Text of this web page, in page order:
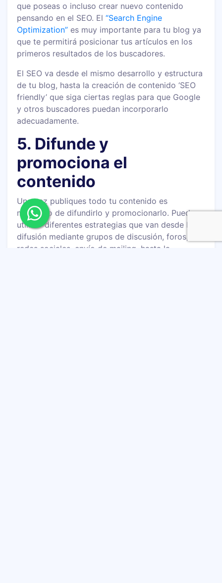
que poseas o incluso crear nuevo contenido
pensando en el SEO. El“Search Engine
Optimization” es muy importante para tu blog ya
que te permitirá posicionar tus artículos en los
primeros resultados de los buscadores.
El SEO va desde el mismo desarrollo y estructura
de tu blog, hasta la creación de contenido ‘SEO
friendly’ que siga ciertas reglas para que Google
y otros buscadores puedan incorporarlo
adecuadamente.
5. Difunde y
promociona el
contenido
Una vez publiques todo tu contenido es
momento de difundirlo y promocionarlo. Puedes
utilizar diferentes estrategias que van desde la
difusión mediante grupos de discusión, foros,
redes sociales, envío de mailing, hasta la